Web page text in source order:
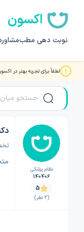
اکسون
نوبت دهی مطب
لطفاً برای تجربه بهتر در
صفحه اصلی/دکتر قلب و
نظام پزشکی
140406
5
(2 نظر)